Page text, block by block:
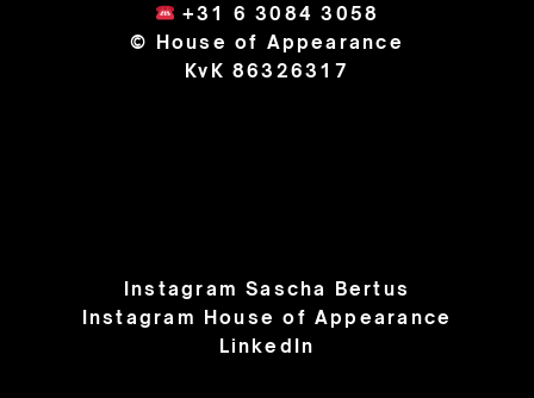
+31 6 3084 3058
© House of Appearance
KvK 86326317
Instagram Sascha Bertus
Instagram House of Appearance
LinkedIn